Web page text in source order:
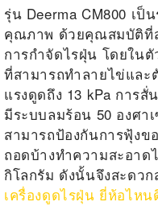
รุ่น Deerma CM800 เ
คุณภาพ ด้วยคุณสมบัติที่
การกำจัดไรฝุ่น โดยใน
ที่สามารถทำลายไข่และ
แรงดูดถึง 13 kPa การ
มีระบบลมร้อน 50 องศา
สามารถป้องกันการฟุ้งข
ถอดบ้างทำความสะอาด
กิโลกรัม ดังนั้นจึงสะดว
เครื่องดูดไรฝุ่น ยี่ห้อไหน